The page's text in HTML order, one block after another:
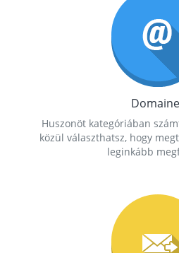
Huszonöt kategóriában
közül választhatsz, hogy
leginkább